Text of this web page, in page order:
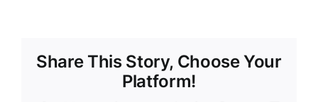
Share This Story, Choose Your
Platform!